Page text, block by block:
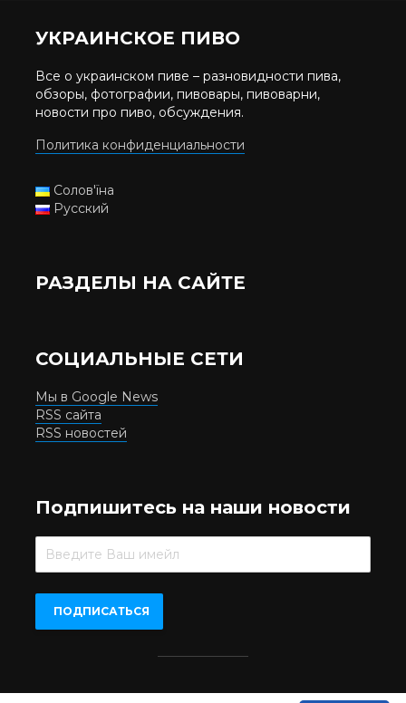
УКРАИНСКОЕ ПИВО
Все о украинском пиве – разновидности пива,
обзоры, фотографии, пивовары, пивоварни,
новости про пиво, обсуждения.
Политика конфиденциальности
Солов'їна
Русский
РАЗДЕЛЫ НА САЙТЕ
СОЦИАЛЬНЫЕ СЕТИ
Мы в Google News
RSS сайта
RSS новостей
Подпишитесь на наши новости
Beer.UA © 2016-2022